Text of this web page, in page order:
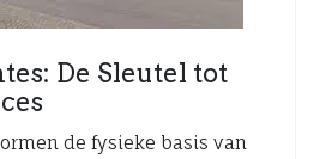
De Sleutel tot
de fysieke basis van